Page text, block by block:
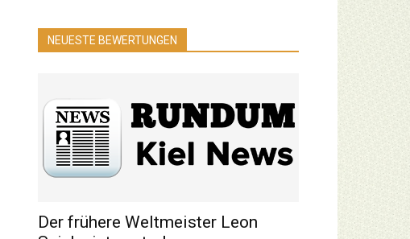
NEUESTE BEWERTUNGEN
Der frühere Weltmeister Leon